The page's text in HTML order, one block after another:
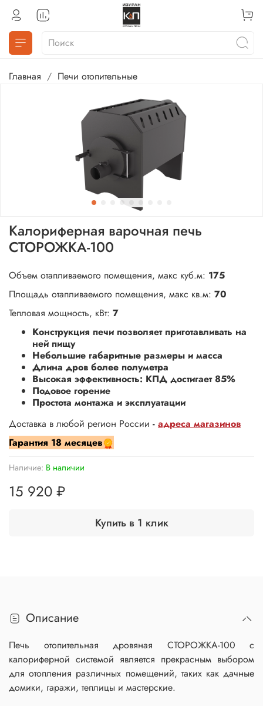
Главная Печи отопительные
Наличие: В наличии
Калориферная варочная печь
СТОРОЖКА-100
15 920 ₽
Купить в 1 клик
Объем отапливаемого помещения, макс куб.м: 175
Площадь отапливаемого помещения, макс кв.м: 70
Тепловая мощность, кВт: 7
Конструкция печи позволяет приготавливать на
ней пищу
Небольшие габаритные размеры и масса
Длина дров более полуметра
Высокая эффективность: КПД достигает 85%
Подовое горение
Простота монтажа и эксплуатации
Доставка в любой регион России - адреса магазинов
Гарантия 18 месяцев
Описание
Печь отопительная дровяная СТОРОЖКА-100 с
калориферной системой является прекрасным выбором
для отопления различных помещений, таких как дачные
домики, гаражи, теплицы и мастерские.